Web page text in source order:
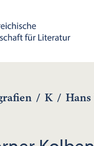
/ K /